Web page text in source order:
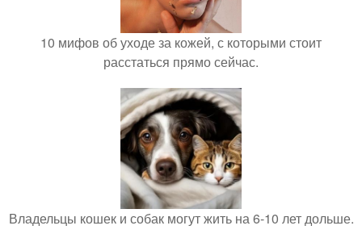
10 мифов об уходе за кожей, с которыми стоит
расстаться прямо сейчас.
Владельцы кошек и собак могут жить на 6-10 лет дольше.